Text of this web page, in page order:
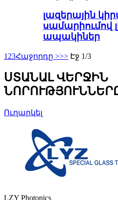
լազերային
սամարիումով
ապակիներ
1 23Հաջորդը >>> Էջ 1/3
ՍՏԱՆԱԼ ՎԵՐՋԻՆ
Ուղարկել
LZY Photonics